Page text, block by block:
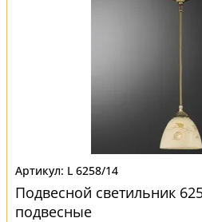
L 6258/14
Подвесной светильник
подвесные